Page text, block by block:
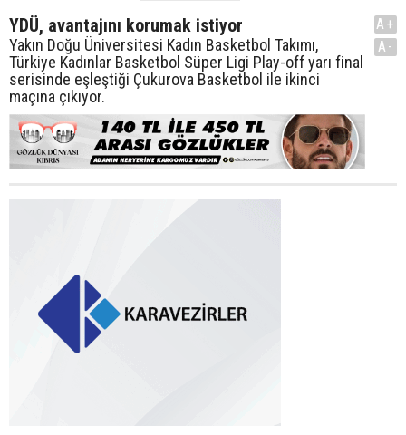
YDÜ, avantajını korumak istiyor
Yakın Doğu Üniversitesi Kadın Basketbol Takımı,
Türkiye Kadınlar Basketbol Süper Ligi Play-off yarı final
serisinde eşleştiği Çukurova Basketbol ile ikinci
maçına çıkıyor.
A+
A-